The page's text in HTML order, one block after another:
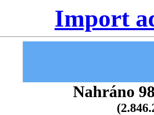
Import
Nahráno